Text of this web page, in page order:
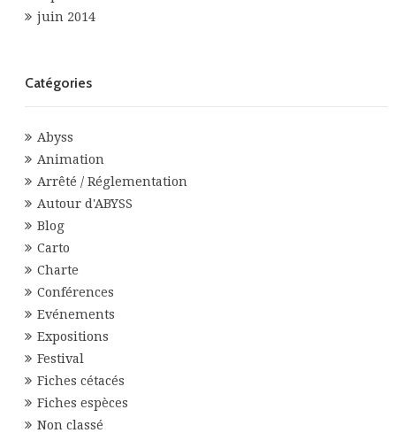
juin 2014
Catégories
Abyss
Animation
Arrêté / Réglementation
Autour d'ABYSS
Blog
Carto
Charte
Conférences
Evénements
Expositions
Festival
Fiches cétacés
Fiches espèces
Non classé